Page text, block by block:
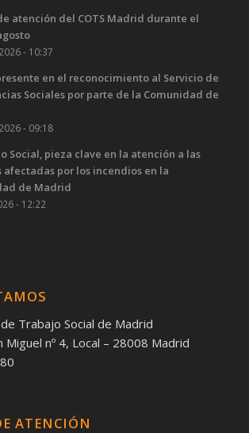
atención del COTS Madrid durante el
- 10:37
en el reconocimiento al Servicio de
Sociales por parte de la Comunidad de
- 09:18
Social, pieza clave en la atención a las
afectadas por los incendios en la
de Madrid
- 12:22
Trabajo Social de Madrid
Miguel nº 4, Local – 28008 Madrid
ATENCIÓN